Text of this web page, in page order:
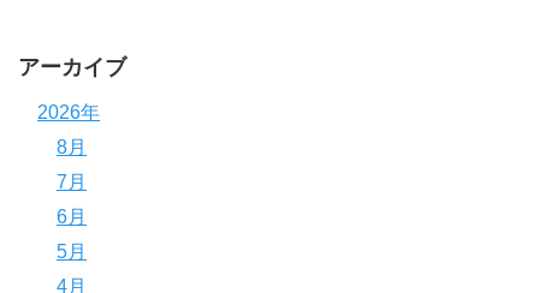
アーカイブ
2026年
8月
7月
6月
5月
4月